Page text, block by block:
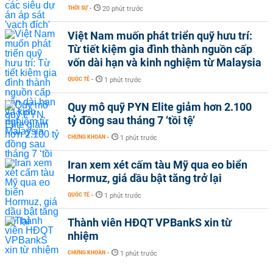
THỜI SỰ - 20 phút trước
Việt Nam muốn phát triển quỹ hưu trí:
Từ tiết kiệm gia đình thành nguồn cấp
vốn dài hạn và kinh nghiệm từ Malaysia
QUỐC TẾ - 1 phút trước
Quy mô quỹ PYN Elite giảm hơn 2.100
tỷ đồng sau tháng 7 ‘tồi tệ’
CHỨNG KHOÁN - 1 phút trước
Iran xem xét cấm tàu Mỹ qua eo biển
Hormuz, giá dầu bật tăng trở lại
QUỐC TẾ - 1 phút trước
Thành viên HĐQT VPBankS xin từ
nhiệm
CHỨNG KHOÁN - 1 phút trước